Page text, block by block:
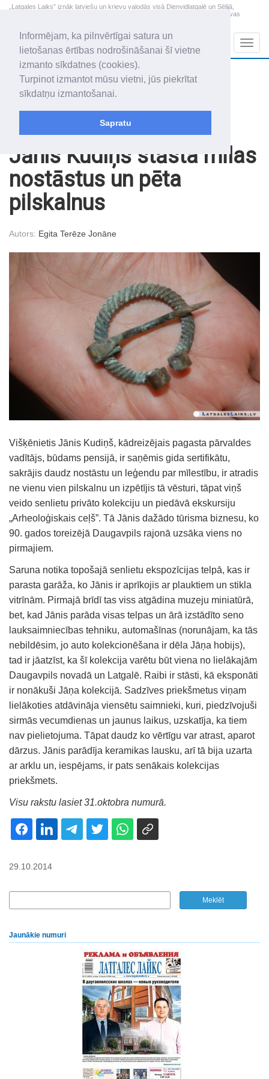
Informējam, ka pilnvērtīgai satura un
lietošanas ērtības nodrošināšanai šī vietne
izmanto sīkdatnes (cookies).
Turpinot izmantot mūsu vietni, jūs piekrītat
sīkdatņu izmantošanai.
Sapratu
„Latgales Laiks” iznāk latviešu un krievu valodās visā Dienvidlatgalē un Sēlijā,
„Latgales Laiks” latviešu valodā aptver Daugavpils valstspilsētu, Augšdaugavas
2026. gada 7. augusts
Piektdiena
Alfrēds, Fredis, Madars
+17.6
Jānis Kudiņš stāsta mīlas
nostāstus un pēta
pilskalnus
Autors: Egita Terēze Jonāne
Višķēnietis Jānis Kudiņš, kādreizējais pagasta pārvaldes
vadītājs, būdams pensijā, ir saņēmis gida sertifikātu,
sakrājis daudz nostāstu un leģendu par mīlestību, ir atradis
ne vienu vien pilskalnu un izpētījis tā vēsturi, tāpat viņš
veido senlietu privāto kolekciju un piedāvā ekskursiju
„Arheoloģiskais ceļš”. Tā Jānis dažādo tūrisma biznesu, ko
90. gados toreizējā Daugavpils rajonā uzsāka viens no
pirmajiem.
Saruna notika topošajā senlietu ekspozīcijas telpā, kas ir
parasta garāža, ko Jānis ir aprīkojis ar plauktiem un stikla
vitrīnām. Pirmajā brīdī tas viss atgādina muzeju miniatūrā,
bet, kad Jānis parāda visas telpas un ārā izstādīto seno
lauksaimniecības tehniku, automašīnas (norunājam, ka tās
nebildēsim, jo auto kolekcionēšana ir dēla Jāņa hobijs),
tad ir jāatzīst, ka šī kolekcija varētu būt viena no lielākajām
Daugavpils novadā un Latgalē. Raibi ir stāsti, kā eksponāti
ir nonākuši Jāņa kolekcijā. Sadzīves priekšmetus viņam
lielākoties atdāvināja viensētu saimnieki, kuri, piedzīvojuši
sirmās vecumdienas un jaunus laikus, uzskatīja, ka tiem
nav pielietojuma. Tāpat daudz ko vērtīgu var atrast, aparot
dārzus. Jānis parādīja keramikas lausku, arī tā bija uzarta
ar arklu un, iespējams, ir pats senākais kolekcijas
priekšmets.
Visu rakstu lasiet 31.oktobra numurā.
29.10.2014
Jaunākie numuri